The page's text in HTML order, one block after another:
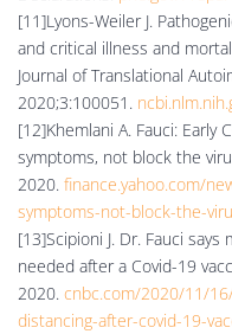
[11]Lyons-Weiler J.
and critical illness and
Journal of Translational
2020;3:100051.
[12]Khemlani A. Fauci: Early
symptoms, not block the
2020. finance.yahoo.com/
symptoms-not-block-the-
[13]Scipioni J. Dr. Fauci
needed after a Covid-19
2020. cnbc.com/2020/11/
distancing-after-covid-19-